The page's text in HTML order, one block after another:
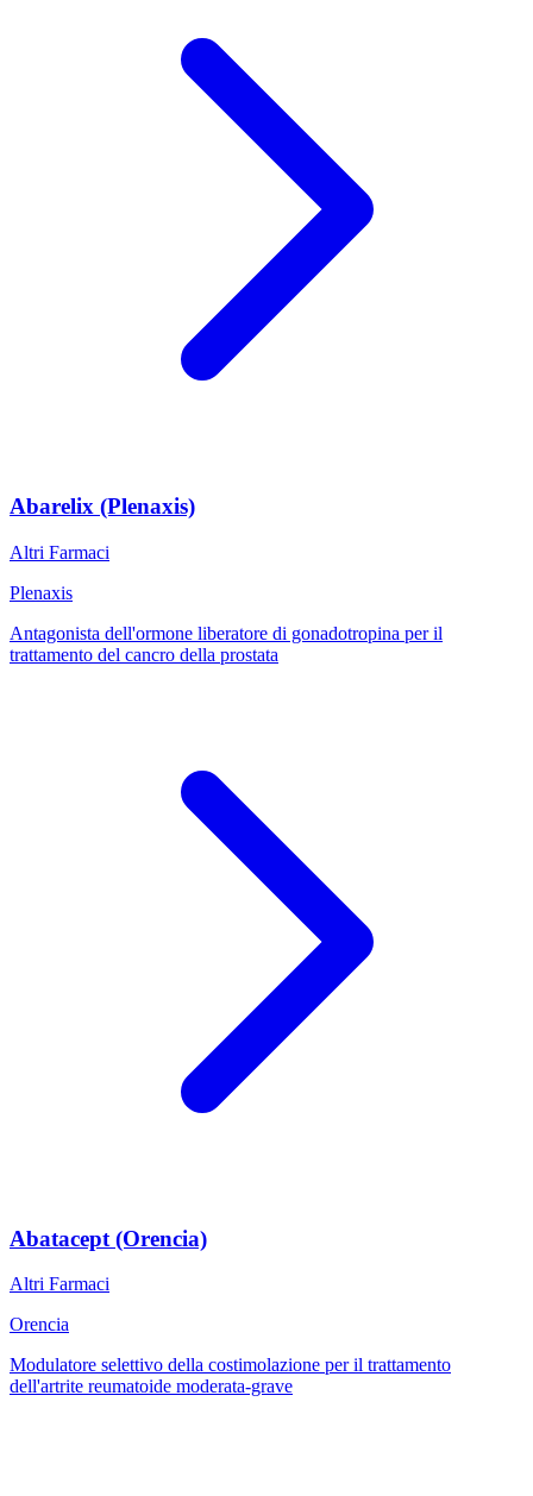
Abarelix (Plenaxis)
Altri Farmaci
Plenaxis
Antagonista dell'ormone liberatore di gonadotropina per il
trattamento del cancro della prostata
Abatacept (Orencia)
Altri Farmaci
Orencia
Modulatore selettivo della costimolazione per il trattamento
dell'artrite reumatoide moderata-grave